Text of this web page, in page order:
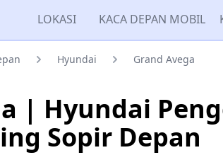
LOKASI KACA DEPAN MOBIL
Hyundai Grand Avega
| Hyundai
Sopir Depan